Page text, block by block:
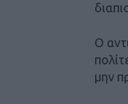
O
μην